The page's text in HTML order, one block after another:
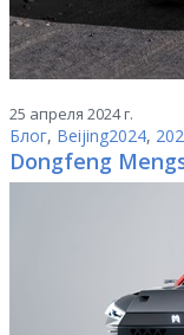
25 апреля 2024 г.
Блог, Beijing2024,
Dongfeng